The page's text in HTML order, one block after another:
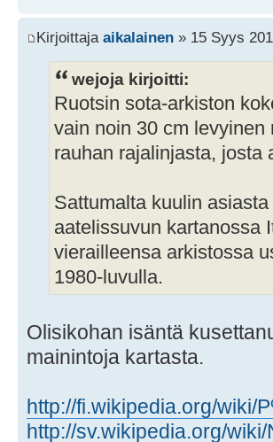
Kirjoittaja aikalainen » 15 Syys
wejoja kirjoitti:
Ruotsin sota-arkiston
vain noin 30 cm
rauhan rajalinjasta, josta
Sattumalta kuulin
aatelissuvun kartanossa
vierailleensa arkistossa
1980-luvulla.
Olisikohan isäntä
mainintoja kartasta.
http://fi.wikipedia.org/wiki/
http://sv.wikipedia.org/